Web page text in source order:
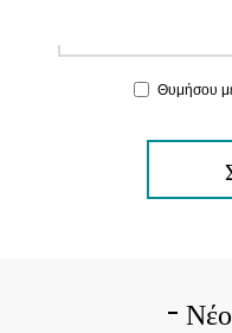
Θυμήσου